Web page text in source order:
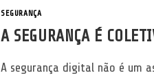
SEGURANÇA
A SEGURANÇA É
A segurança digital não é um